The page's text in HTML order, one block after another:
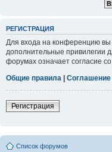
РЕГИСТРАЦИЯ
Для входа на конференцию вы
дополнительные привилегии
форумах означает согласие со
Общие правила
Соглашение
Регистрация
Список форумов